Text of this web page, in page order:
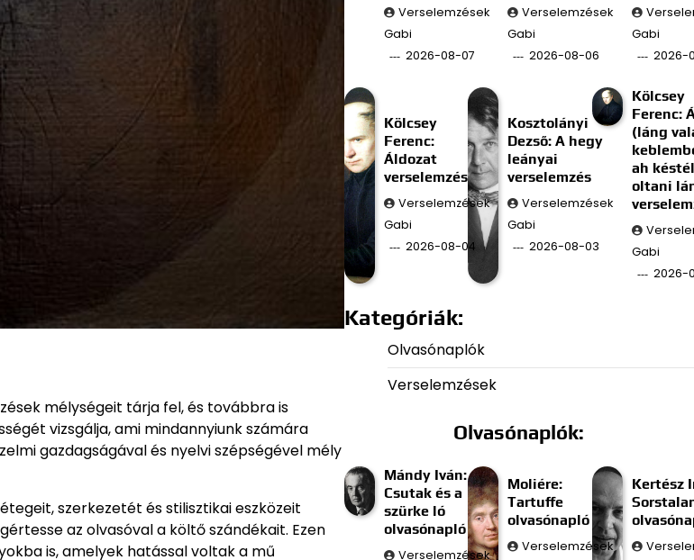
mélységeit tárja fel, és továbbra is
vizsgálja, ami mindannyiunk számára
gazdagságával és nyelvi szépségével mély
szerkezetét és stilisztikai eszközeit
az olvasóval a költő szándékait. Ezen
is, amelyek hatással voltak a mű
Verselemzések
Gabi
2026-08-07
Verselemzések
Gabi
2026-08-06
Gabi
2026-
Kölcsey
Ferenc:
Áldozat
verselemzés
Verselemzések
Gabi
2026-08-04
Kosztolányi
Dezső: A hegy
leányai
verselemzés
Verselemzések
Gabi
2026-08-03
Kölcsey
Ferenc:
(láng
ah késtél
oltani
Gabi
2026-
Kategóriák:
Olvasónaplók
Verselemzések
Olvasónaplók:
Mándy Iván:
Csutak és a
szürke ló
olvasónapló
Verselemzések
Moliére:
Tartuffe
olvasónapló
Verselemzések
Kertész